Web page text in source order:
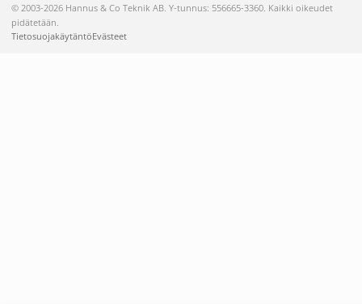
© 2003-2026 Hannus & Co Teknik AB. Y-tunnus: 556665-3360. Kaikki oikeudet
pidätetään.
TietosuojakäytäntöEvästeet